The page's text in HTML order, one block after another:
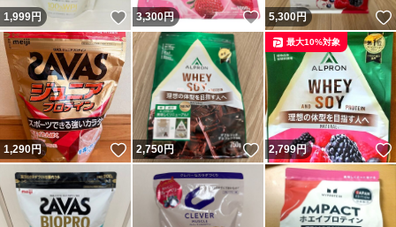
1,999円 いいね！
3,300円 いいね！
5,300円
1,290円 いいね！
2,750円 いいね！
2,799円
最大10%対象